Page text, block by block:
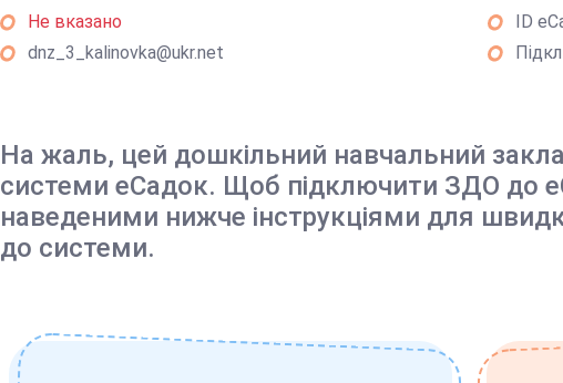
Не вказано
dnz_3_kalinovka@ukr.net
ID
На жаль, цей дошкільний навчальний
системи еСадок. Щоб підключити ЗДО до
наведеними нижче інструкціями для
до системи.